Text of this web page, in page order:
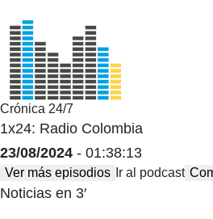
Crónica 24/7
1x24: Radio Colombia
23/08/2024 - 01:38:13
Ver más episodios Ir al podcast
Noticias en 3′